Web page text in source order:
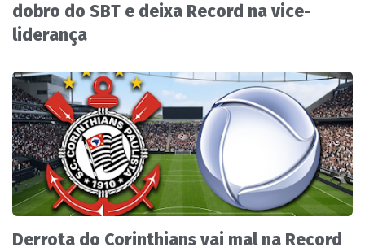
dobro do SBT e deixa Record na vice-
liderança
Derrota do Corinthians vai mal na Record